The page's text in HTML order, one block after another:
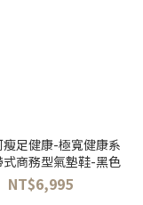
瘦足健康-極寬健康系
商務型氣墊鞋-黑色
NT$6,995